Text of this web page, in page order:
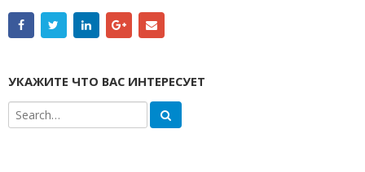
УКАЖИТЕ ЧТО ВАС ИНТЕРЕСУЕТ